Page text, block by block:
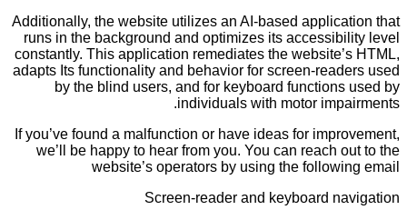
Additionally, the website utilizes an AI-based application that
runs in the background and optimizes its accessibility level
constantly. This application remediates the website’s HTML,
adapts Its functionality and behavior for screen-readers used
by the blind users, and for keyboard functions used by
individuals with motor impairments.
If you’ve found a malfunction or have ideas for improvement,
we’ll be happy to hear from you. You can reach out to the
website’s operators by using the following email
Screen-reader and keyboard navigation